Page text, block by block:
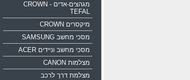
מגהצים-אדים CROWN -
TEFAL
מיקסרים CROWN
מסכי מחשב SAMSUNG
מסכי מחשב וניידים ACER
מצלמות CANON
מצלמת דרך לרכב